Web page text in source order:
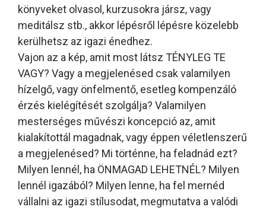
könyveket olvasol, kurzusokra jársz, vagy
meditálsz stb., akkor lépésről lépésre közelebb
kerülhetsz az igazi énedhez.
Vajon az a kép, amit most látsz TÉNYLEG TE
VAGY? Vagy a megjelenésed csak valamilyen
hízelgő, vagy önfelmentő, esetleg kompenzáló
érzés kielégítését szolgálja? Valamilyen
mesterséges művészi koncepció az, amit
kialakítottál magadnak, vagy éppen véletlenszerű
a megjelenésed? Mi történne, ha feladnád ezt?
Milyen lennél, ha ÖNMAGAD LEHETNÉL? Milyen
lennél igazából? Milyen lenne, ha fel mernéd
vállalni az igazi stílusodat, megmutatva a valódi